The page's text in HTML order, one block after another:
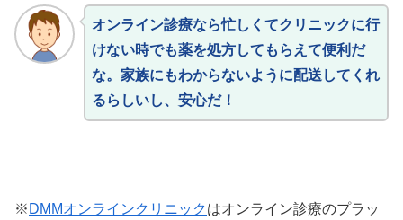
オンライン診療なら忙しくてクリニックに行
けない時でも薬を処方してもらえて便利だ
な。家族にもわからないように配送してくれ
るらしいし、安心だ！
※ DMMオンラインクリニックはオンライン診療のプラッ